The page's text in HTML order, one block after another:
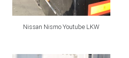
Nissan Nismo Youtube LKW